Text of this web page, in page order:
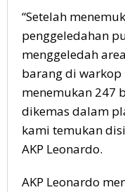
“Setelah
penggeledahan
menggeledah
barang di
menemukan 247
dikemas dalam
kami temukan
AKP Leonardo.
AKP Leonardo